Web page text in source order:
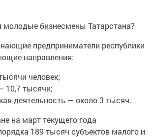
бизнесмены Татарстана?
предприниматели республики
направления:
человек;
10,7 тысячи;
деятельность — около 3 тысяч.
на март текущего года
189 тысяч субъектов малого и